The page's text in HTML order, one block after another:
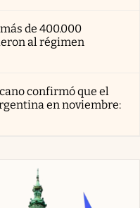
de 400.000
al régimen
confirmó que el
en noviembre: